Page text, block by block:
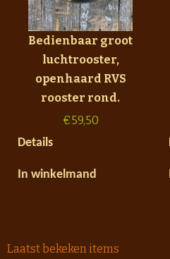
Bedienbaar groot
luchtrooster,
openhaard RVS
rooster rond.
€59,50
Details
In winkelmand
Laatst bekeken items